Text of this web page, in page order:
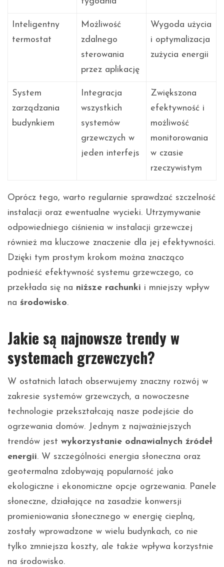
Inteligentny
termostat
Możliwość
zdalnego
sterowania
przez aplikację
Wygoda użycia
i optymalizacja
zużycia energii
System
zarządzania
budynkiem
Integracja
wszystkich
systemów
grzewczych w
jeden interfejs
Zwiększona
efektywność i
możliwość
monitorowania
w czasie
rzeczywistym
Oprócz tego, warto regularnie sprawdzać szczelność
instalacji oraz ewentualne wycieki. Utrzymywanie
odpowiedniego ciśnienia w instalacji grzewczej
również ma kluczowe znaczenie dla jej efektywności.
Dzięki tym prostym krokom można znacząco
podnieść efektywność systemu grzewczego, co
przekłada się na niższe rachunki i mniejszy wpływ
na środowisko.
Jakie są najnowsze trendy w
systemach grzewczych?
W ostatnich latach obserwujemy znaczny rozwój w
zakresie systemów grzewczych, a nowoczesne
technologie przekształcają nasze podejście do
ogrzewania domów. Jednym z najważniejszych
trendów jest wykorzystanie odnawialnych źródeł
energii. W szczególności energia słoneczna oraz
geotermalna zdobywają popularność jako
ekologiczne i ekonomiczne opcje ogrzewania. Panele
słoneczne, działające na zasadzie konwersji
promieniowania słonecznego w energię cieplną,
zostały wprowadzone w wielu budynkach, co nie
tylko zmniejsza koszty, ale także wpływa korzystnie
na środowisko.